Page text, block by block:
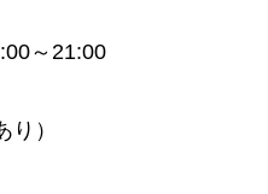
～21:00
）